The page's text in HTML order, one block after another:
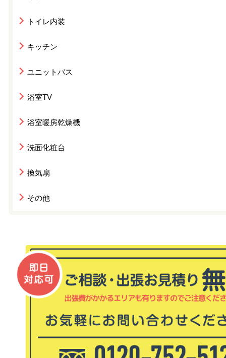
トイレ内装
キッチン
ユニットバス
浴室TV
浴室暖房乾燥機
洗面化粧台
換気扇
その他